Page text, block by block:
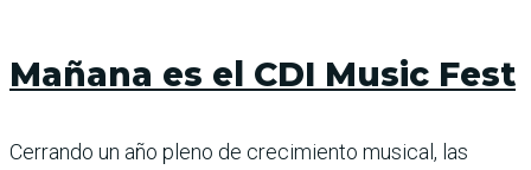
Mañana es el CDI Music Fest
Cerrando un año pleno de crecimiento musical, las